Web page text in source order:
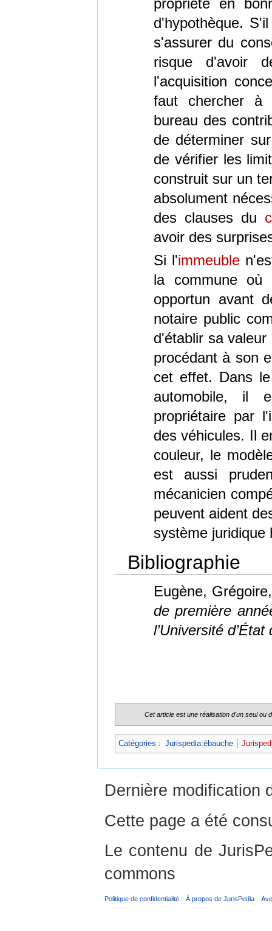
propriété en
d'hypothèque.
s'assurer du
risque d'avoir
l'acquisition
faut chercher à
bureau des
de déterminer
de vérifier les
construit sur un
absolument
des clauses du
avoir des
Si l'immeuble
la commune
opportun avant
notaire public
d'établir sa
procédant à son
cet effet. Dans
automobile, il
propriétaire par
des véhicules. Il
couleur, le
est aussi
mécanicien
peuvent aident
système juridique
Bibliographie
Eugène,
de première
l’Université d’État
Cet article est une réalisation d'un seul
Catégories : Jurispedia:ébauche
Dernière modification
Cette page a été
Le contenu de
commons
Politique de confidentialité À propos de JurisPedia